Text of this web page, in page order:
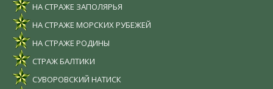
НА СТРАЖЕ ЗАПОЛЯРЬЯ
НА СТРАЖЕ МОРСКИХ РУБЕЖЕЙ
НА СТРАЖЕ РОДИНЫ
СТРАЖ БАЛТИКИ
СУВОРОВСКИЙ НАТИСК